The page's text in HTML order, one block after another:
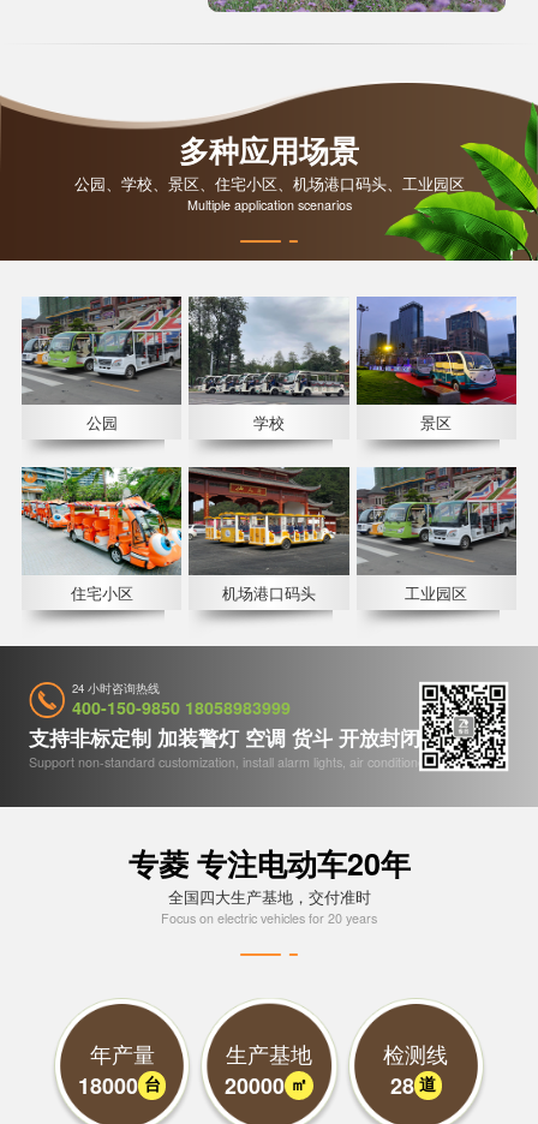
多种应用场景
公园、学校、景区、住宅小区、机场港口码头、工业园区
Multiple application scenarios
公园 学校 景区
住宅小区 机场港口码头 工业园区
24 小时咨询热线
400-150-9850 18058983999
支持非标定制 加装警灯 空调 货斗 开放封闭 收音机等
Support non-standard customization, install alarm lights, air conditioners, etc
专菱 专注电动车20年
全国四大生产基地，交付准时
Focus on electric vehicles for 20 years
年产量
18000 台
生产基地
20000 ㎡
检测线
28 道